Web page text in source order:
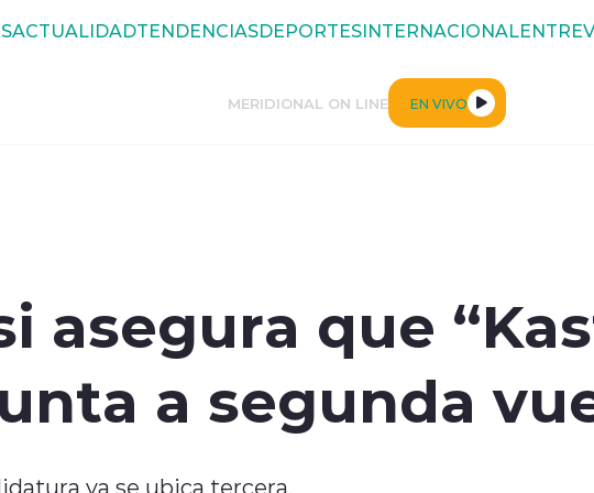
ACTUALIDADTENDENCIASDEPORTESINTERNACIONAL
MERIDIONAL ON LINE EN VIVO
asegura que
a segunda
ya se ubica tercera.